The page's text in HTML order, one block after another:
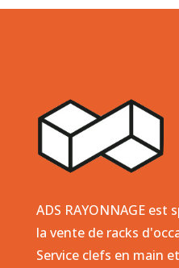
ADS RAYONNAGE est
la vente de racks
Service clefs en main